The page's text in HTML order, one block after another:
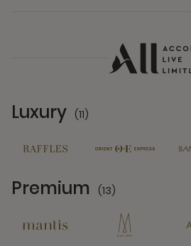
Luxury (11)
Premium (13)